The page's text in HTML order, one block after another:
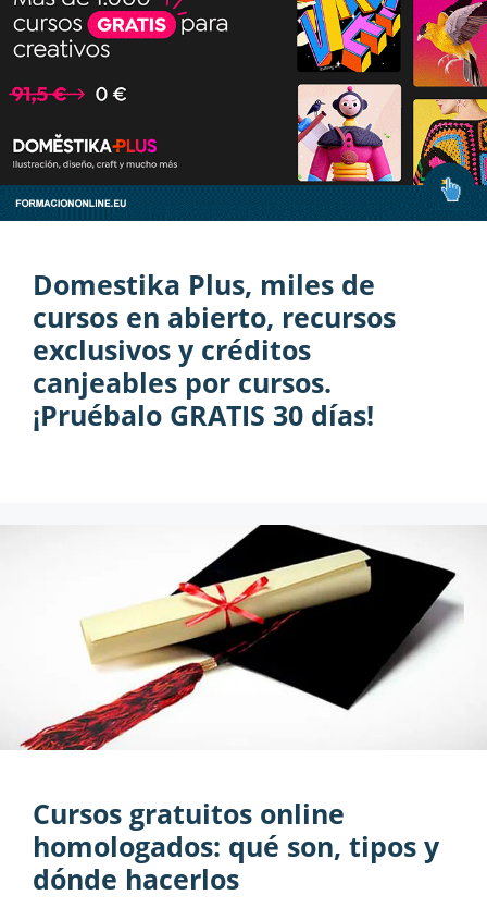
Domestika Plus, miles de
cursos en abierto, recursos
exclusivos y créditos
canjeables por cursos.
¡Pruébalo GRATIS 30 días!
Cursos gratuitos online
homologados: qué son, tipos y
dónde hacerlos